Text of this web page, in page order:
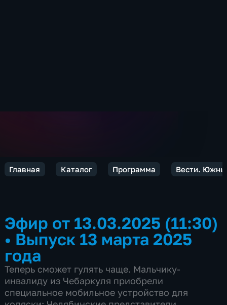
Главная Каталог Программа Вести.
Эфир от 13.03.2025 (11:30)
• Выпуск 13 марта 2025
года
Теперь сможет гулять чаще. Мальчику-
инвалиду из Чебаркуля приобрели
специальное мобильное устройство для